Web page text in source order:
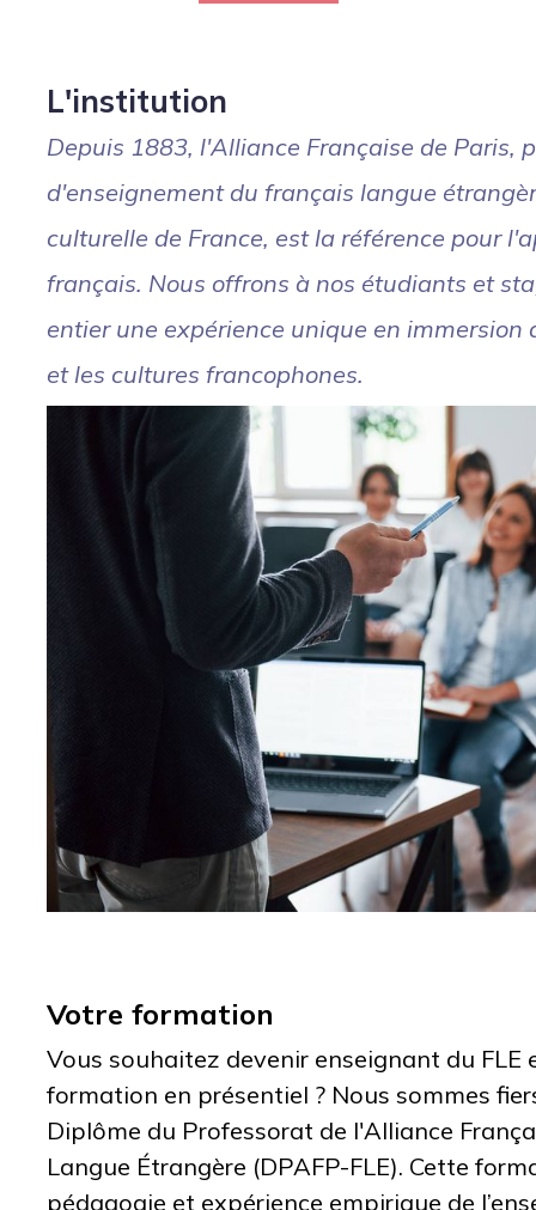
L'institution
Depuis 1883, l'Alliance Française de Paris,
d'enseignement du français langue
culturelle de France, est la référence pour
français. Nous offrons à nos étudiants et
entier une expérience unique en
et les cultures francophones.
Votre formation
Vous souhaitez devenir enseignant du FLE
formation en présentiel ? Nous sommes
Diplôme du Professorat de l'Alliance
Langue Étrangère (DPAFP-FLE). Cette
pédagogie et expérience empirique de